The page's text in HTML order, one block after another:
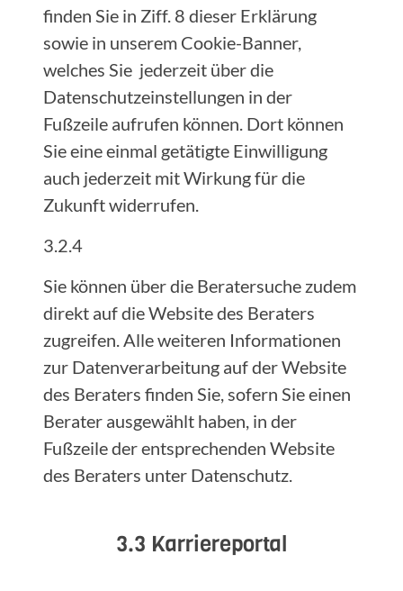
finden Sie in Ziff. 8 dieser Erklärung
sowie in unserem Cookie-Banner,
welches Sie jederzeit über die
Datenschutzeinstellungen in der
Fußzeile aufrufen können. Dort können
Sie eine einmal getätigte Einwilligung
auch jederzeit mit Wirkung für die
Zukunft widerrufen.
3.2.4
Sie können über die Beratersuche zudem
direkt auf die Website des Beraters
zugreifen. Alle weiteren Informationen
zur Datenverarbeitung auf der Website
des Beraters finden Sie, sofern Sie einen
Berater ausgewählt haben, in der
Fußzeile der entsprechenden Website
des Beraters unter Datenschutz.
3.3 Karriereportal